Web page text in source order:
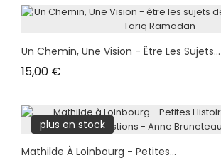
Un Chemin, Une Vision - Être Les Sujets...
15,00 €
plus en stock
Mathilde À Loinbourg - Petites...